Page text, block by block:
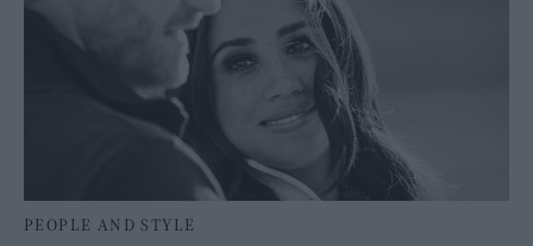
PEOPLE AND STYLE